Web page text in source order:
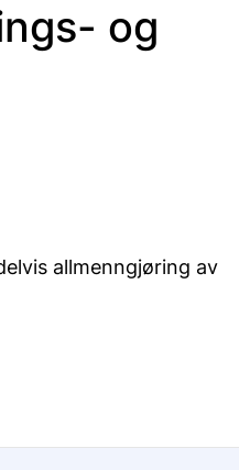
og
allmenngjøring av